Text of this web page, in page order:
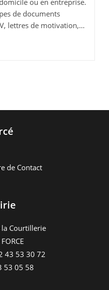
ou en entreprise.
de documents
lettres de motivation,…
de Contact
Courtillerie
43 53 30 72
53 05 58